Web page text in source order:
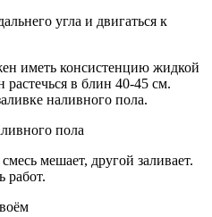
угла и двигаться к
иметь консистенцию жидкой
в блин 40-45 см.
наливного пола.
мешает, другой заливает.
работ.